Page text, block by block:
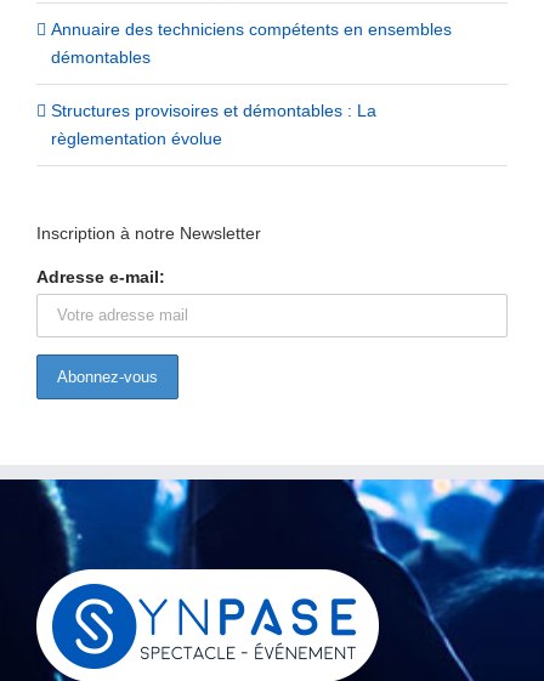
Annuaire des techniciens compétents en ensembles
démontables
Structures provisoires et démontables : La
règlementation évolue
Inscription à notre Newsletter
Adresse e-mail: